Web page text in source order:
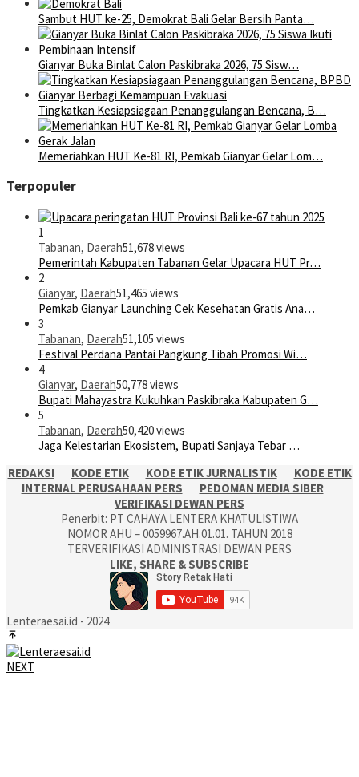
Sambut HUT ke-25, Demokrat Bali Gelar Bersih Panta…
Gianyar Buka Binlat Calon Paskibraka 2026, 75 Sisw…
Tingkatkan Kesiapsiagaan Penanggulangan Bencana, B…
Memeriahkan HUT Ke-81 RI, Pemkab Gianyar Gelar Lom…
Terpopuler
1
Tabanan, Daerah51,678 views
Pemerintah Kabupaten Tabanan Gelar Upacara HUT Pr…
2
Gianyar, Daerah51,465 views
Pemkab Gianyar Launching Cek Kesehatan Gratis Ana…
3
Tabanan, Daerah51,105 views
Festival Perdana Pantai Pangkung Tibah Promosi Wi…
4
Gianyar, Daerah50,778 views
Bupati Mahayastra Kukuhkan Paskibraka Kabupaten G…
5
Tabanan, Daerah50,420 views
Jaga Kelestarian Ekosistem, Bupati Sanjaya Tebar …
REDAKSI
KODE ETIK KODE ETIK JURNALISTIK
KODE ETIK
INTERNAL PERUSAHAAN PERS
PEDOMAN MEDIA SIBER
VERIFIKASI DEWAN PERS
Penerbit: PT CAHAYA LENTERA KHATULISTIWA
NOMOR AHU – 0059967.AH.01.01. TAHUN 2018
TERVERIFIKASI ADMINISTRASI DEWAN PERS
LIKE, SHARE & SUBSCRIBE
Lenteraesai.id - 2024
NEXT